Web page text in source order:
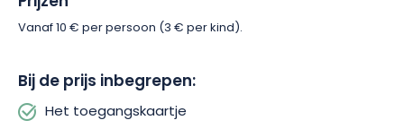
in het Frans beschikbaar.
Albert Schweitzer! Reserveer nu!
Vanaf 10 € per persoon (3 € per kind).
Bij de prijs inbegrepen:
Het toegangskaartje